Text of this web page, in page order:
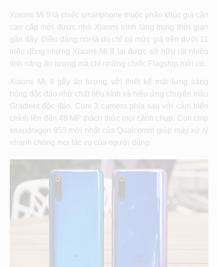
Xiaomi Mi 9 là chiếc smartphone thuộc phân khúc giá cận
cao cấp mới được nhà Xiaomi trình làng trong thời gian
gần đây. Điều đáng nói là dù chỉ có mức giá trên dưới 11
triệu đồng nhưng Xiaomi Mi 9 lại được sở hữu rất nhiều
tính năng ấn tượng mà chỉ những chiếc Flagship mới có.
Xiaomi Mi 9 gây ấn tượng với thiết kế mặt lưng sáng
bóng độc đáo nhờ chất liệu kính và hiệu ứng chuyển màu
Gradient độc đáo. Cụm 3 camera phía sau với cảm biến
chính lên đến 48 MP thách thức mọi cảnh chụp. Con chip
snapdragon 855 mới nhất của Qualcomm giúp máy xử lý
nhanh chóng mọi tác vụ của người dùng.